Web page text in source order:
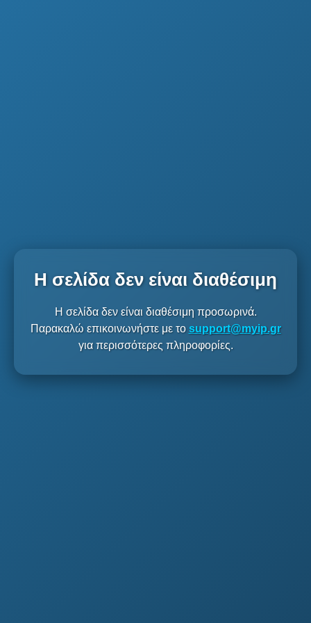
Η σελίδα δεν είναι διαθέσιμη
Η σελίδα δεν είναι διαθέσιμη προσωρινά.
Παρακαλώ επικοινωνήστε με το support@myip.gr
για περισσότερες πληροφορίες.